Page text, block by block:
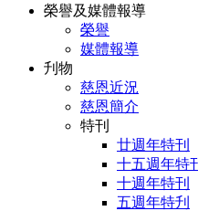
榮譽及媒體報導
榮譽
媒體報導
刋物
慈恩近況
慈恩簡介
特刊
廿週年特刊
十五週年特
十週年特刊
五週年特刋